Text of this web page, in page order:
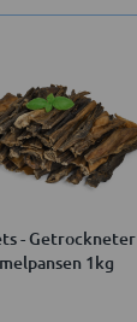
- Getrockneter
1kg